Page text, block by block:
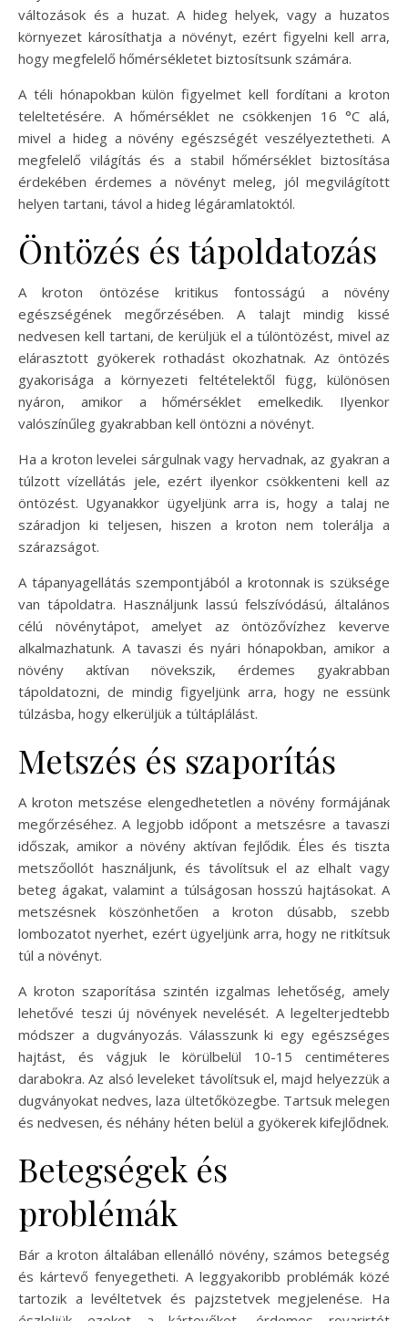
változások és a huzat. A hideg helyek, vagy a huzatos
környezet károsíthatja a növényt, ezért figyelni kell arra,
hogy megfelelő hőmérsékletet biztosítsunk számára.
A téli hónapokban külön figyelmet kell fordítani a kroton
teleltetésére. A hőmérséklet ne csökkenjen 16 °C alá,
mivel a hideg a növény egészségét veszélyeztetheti. A
megfelelő világítás és a stabil hőmérséklet biztosítása
érdekében érdemes a növényt meleg, jól megvilágított
helyen tartani, távol a hideg légáramlatoktól.
Öntözés és tápoldatozás
A kroton öntözése kritikus fontosságú a növény
egészségének megőrzésében. A talajt mindig kissé
nedvesen kell tartani, de kerüljük el a túlöntözést, mivel az
elárasztott gyökerek rothadást okozhatnak. Az öntözés
gyakorisága a környezeti feltételektől függ, különösen
nyáron, amikor a hőmérséklet emelkedik. Ilyenkor
valószínűleg gyakrabban kell öntözni a növényt.
Ha a kroton levelei sárgulnak vagy hervadnak, az gyakran a
túlzott vízellátás jele, ezért ilyenkor csökkenteni kell az
öntözést. Ugyanakkor ügyeljünk arra is, hogy a talaj ne
száradjon ki teljesen, hiszen a kroton nem tolerálja a
szárazságot.
A tápanyagellátás szempontjából a krotonnak is szüksége
van tápoldatra. Használjunk lassú felszívódású, általános
célú növénytápot, amelyet az öntözővízhez keverve
alkalmazhatunk. A tavaszi és nyári hónapokban, amikor a
növény aktívan növekszik, érdemes gyakrabban
tápoldatozni, de mindig figyeljünk arra, hogy ne essünk
túlzásba, hogy elkerüljük a túltáplálást.
Metszés és szaporítás
A kroton metszése elengedhetetlen a növény formájának
megőrzéséhez. A legjobb időpont a metszésre a tavaszi
időszak, amikor a növény aktívan fejlődik. Éles és tiszta
metszőollót használjunk, és távolítsuk el az elhalt vagy
beteg ágakat, valamint a túlságosan hosszú hajtásokat. A
metszésnek köszönhetően a kroton dúsabb, szebb
lombozatot nyerhet, ezért ügyeljünk arra, hogy ne ritkítsuk
túl a növényt.
A kroton szaporítása szintén izgalmas lehetőség, amely
lehetővé teszi új növények nevelését. A legelterjedtebb
módszer a dugványozás. Válasszunk ki egy egészséges
hajtást, és vágjuk le körülbelül 10-15 centiméteres
darabokra. Az alsó leveleket távolítsuk el, majd helyezzük a
dugványokat nedves, laza ültetőközegbe. Tartsuk melegen
és nedvesen, és néhány héten belül a gyökerek kifejlődnek.
Betegségek és
problémák
Bár a kroton általában ellenálló növény, számos betegség
és kártevő fenyegetheti. A leggyakoribb problémák közé
tartozik a levéltetvek és pajzstetvek megjelenése. Ha